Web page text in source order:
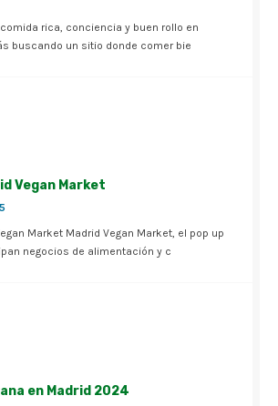
comida rica, conciencia y buen rollo en
buscando un sitio donde comer bie
Vegan Market
Market Madrid Vegan Market, el pop up
negocios de alimentación y c
en Madrid 2024